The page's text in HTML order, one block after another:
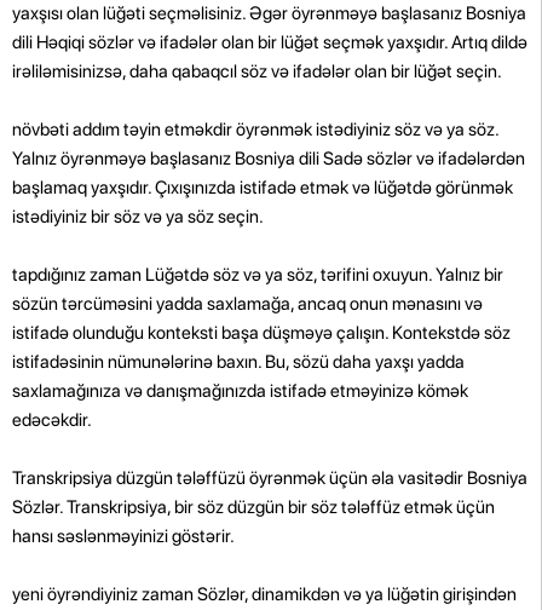
yaxşısı olan lüğəti seçməlisiniz. Əgər öyrənməyə başlasanız Bosniya
dili Həqiqi sözlər və ifadələr olan bir lüğət seçmək yaxşıdır. Artıq dildə
irəliləmisinizsə, daha qabaqcıl söz və ifadələr olan bir lüğət seçin.
növbəti addım təyin etməkdir öyrənmək istədiyiniz söz və ya söz.
Yalnız öyrənməyə başlasanız Bosniya dili Sadə sözlər və ifadələrdən
başlamaq yaxşıdır. Çıxışınızda istifadə etmək və lüğətdə görünmək
istədiyiniz bir söz və ya söz seçin.
tapdığınız zaman Lüğətdə söz və ya söz, tərifini oxuyun. Yalnız bir
sözün tərcüməsini yadda saxlamağa, ancaq onun mənasını və
istifadə olunduğu konteksti başa düşməyə çalışın. Kontekstdə söz
istifadəsinin nümunələrinə baxın. Bu, sözü daha yaxşı yadda
saxlamağınıza və danışmağınızda istifadə etməyinizə kömək
edəcəkdir.
Transkripsiya düzgün tələffüzü öyrənmək üçün əla vasitədir Bosniya
Sözlər. Transkripsiya, bir söz düzgün bir söz tələffüz etmək üçün
hansı səslənməyinizi göstərir.
yeni öyrəndiyiniz zaman Sözlər, dinamikdən və ya lüğətin girişindən